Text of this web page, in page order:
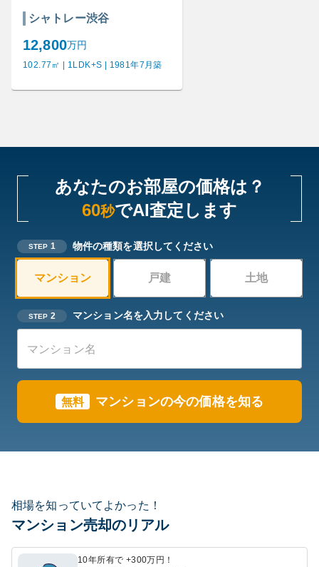
シャトレー渋谷
12,800万円
102.77㎡ | 1LDK+S | 1981年7月築
あなたのお部屋の価格は？
60秒でAI査定します
STEP 1 物件の種類を選択してください
マンション 戸建 土地
STEP 2 マンション名を入力してください
無料 マンションの今の価格を知る
相場を知っていてよかった！
マンション売却のリアル
10年所有で +300万円！